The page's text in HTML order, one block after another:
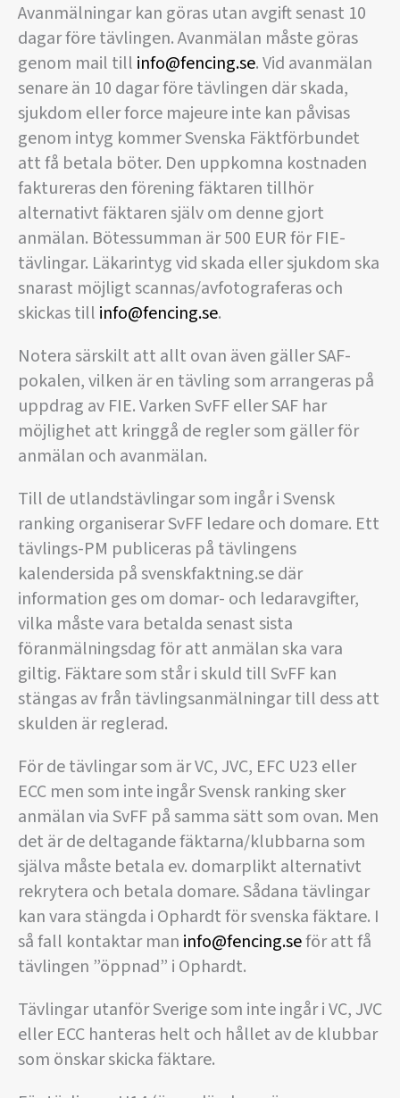
Avanmälningar kan göras utan avgift senast 10
dagar före tävlingen. Avanmälan måste göras
genom mail till info@fencing.se. Vid avanmälan
senare än 10 dagar före tävlingen där skada,
sjukdom eller force majeure inte kan påvisas
genom intyg kommer Svenska Fäktförbundet
att få betala böter. Den uppkomna kostnaden
faktureras den förening fäktaren tillhör
alternativt fäktaren själv om denne gjort
anmälan. Bötessumman är 500 EUR för FIE-
tävlingar. Läkarintyg vid skada eller sjukdom ska
snarast möjligt scannas/avfotograferas och
skickas till info@fencing.se.
Notera särskilt att allt ovan även gäller SAF-
pokalen, vilken är en tävling som arrangeras på
uppdrag av FIE. Varken SvFF eller SAF har
möjlighet att kringgå de regler som gäller för
anmälan och avanmälan.
Till de utlandstävlingar som ingår i Svensk
ranking organiserar SvFF ledare och domare. Ett
tävlings-PM publiceras på tävlingens
kalendersida på svenskfaktning.se där
information ges om domar- och ledaravgifter,
vilka måste vara betalda senast sista
föranmälningsdag för att anmälan ska vara
giltig. Fäktare som står i skuld till SvFF kan
stängas av från tävlingsanmälningar till dess att
skulden är reglerad.
För de tävlingar som är VC, JVC, EFC U23 eller
ECC men som inte ingår Svensk ranking sker
anmälan via SvFF på samma sätt som ovan. Men
det är de deltagande fäktarna/klubbarna som
själva måste betala ev. domarplikt alternativt
rekrytera och betala domare. Sådana tävlingar
kan vara stängda i Ophardt för svenska fäktare. I
så fall kontaktar man info@fencing.seför att få
tävlingen ”öppnad” i Ophardt.
Tävlingar utanför Sverige som inte ingår i VC, JVC
eller ECC hanteras helt och hållet av de klubbar
som önskar skicka fäktare.